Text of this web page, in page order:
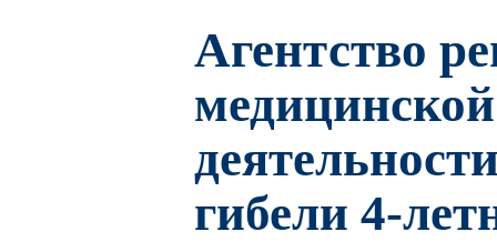
Агентство
медицинской
гибели 4-